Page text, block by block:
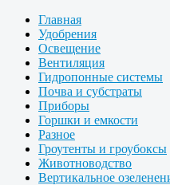
Главная
Удобрения
Освещение
Вентиляция
Гидропонные системы
Почва и субстраты
Приборы
Горшки и емкости
Разное
Гроутенты и гроубоксы
Животноводство
Вертикальное